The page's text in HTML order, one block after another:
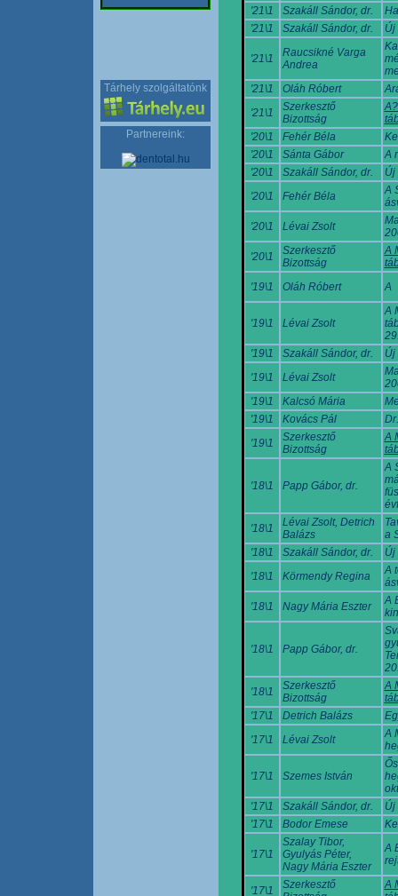
Tárhely szolgáltatónk
Partnereink:
'21\1
Szakáll Sándor, dr.
'21\1
Szakáll Sándor, dr. Új
'21\1
Raucsikné Varga
Andrea
'21\1
Oláh Róbert
'21\1
Szerkesztő
Bizottság
'20\1
Fehér Béla
'20\1
Sánta Gábor
A
'20\1
Szakáll Sándor, dr.
Új
'20\1
Fehér Béla
A
'20\1
Lévai Zsolt
'20\1
Szerkesztő
Bizottság
A
'19\1
Oláh Róbert A
'19\1 Lévai Zsolt
A
'19\1
Szakáll Sándor, dr.
Új
'19\1
Lévai Zsolt
'19\1
Kalcsó Mária
'19\1
Kovács Pál
'19\1
Szerkesztő
Bizottság
A
'18\1 Papp Gábor, dr.
A
'18\1
Lévai Zsolt, Detrich
Balázs
a
'18\1
Szakáll Sándor, dr.
Új
'18\1
Körmendy Regina
A
'18\1
Nagy Mária Eszter
A
'18\1 Papp Gábor, dr.
'18\1
Szerkesztő
Bizottság
A
'17\1
Detrich Balázs
'17\1
Lévai Zsolt
A
'17\1 Szemes István
'17\1
Szakáll Sándor, dr.
Új
'17\1
Bodor Emese
'17\1
Szalay Tibor,
Gyulyás Péter,
Nagy Mária Eszter
A
'17\1
Szerkesztő
A